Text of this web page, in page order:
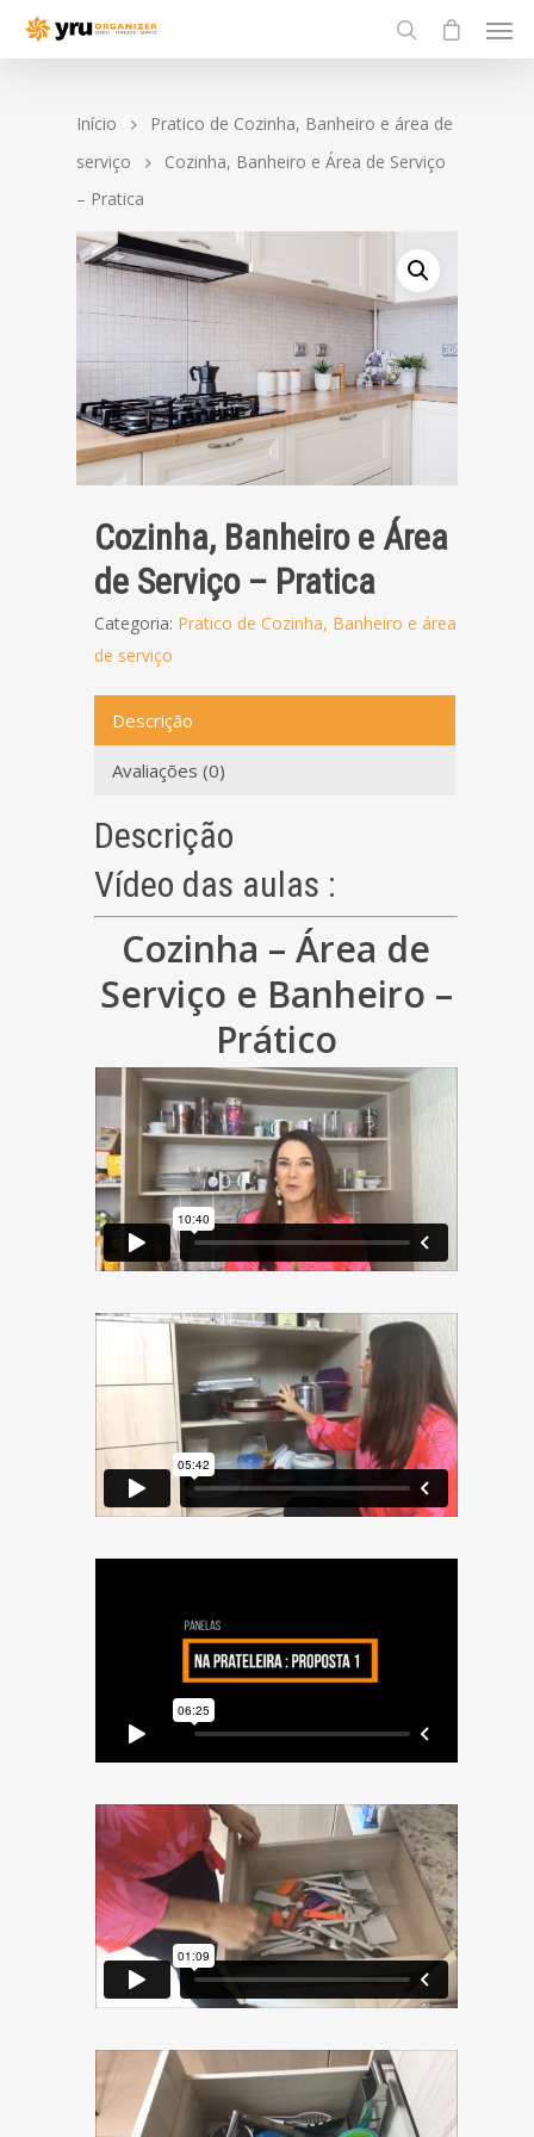
Início
Pratico de Cozinha, Banheiro e área de
serviço
Cozinha, Banheiro e Área de Serviço
– Pratica
Cozinha, Banheiro e Área
de Serviço – Pratica
Categoria: Pratico de Cozinha, Banheiro e área
de serviço
Descrição
Avaliações (0)
Descrição
Vídeo das aulas :
Cozinha – Área de
Serviço e Banheiro –
Prático